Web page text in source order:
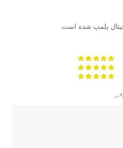
پلمپ شده است
خیر